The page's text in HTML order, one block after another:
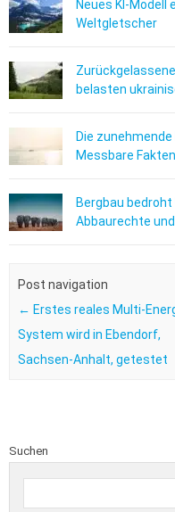
Neues KI-
Weltgletscher
belasten
Die
Messbare
Bergbau
Abbaurechte
Post navigation
← Erstes reales Multi-
System wird in Ebendorf,
Sachsen-Anhalt, getestet
Suchen